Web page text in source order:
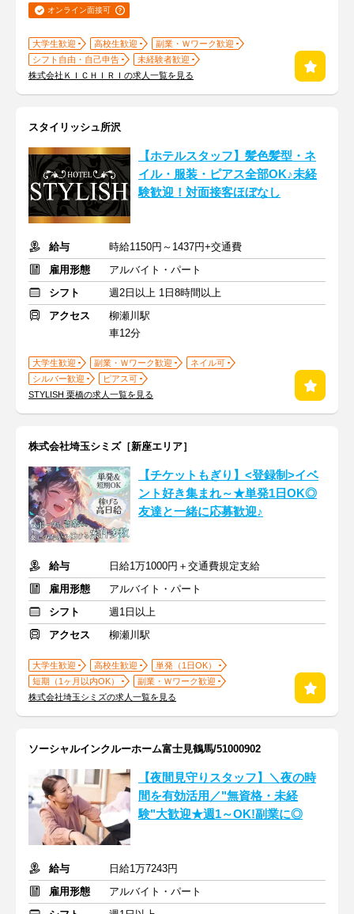
オンライン面接可
大学生歓迎 高校生歓迎
副業・Ｗワーク歓迎
シフト自由・自己申告
未経験者歓迎
株式会社ＫＩＣＨＩＲＩの求人一覧を見る
スタイリッシュ所沢
【ホテルスタッフ】髪色髪型・ネ
イル・服装・ピアス全部OK♪未経
験歓迎！対面接客ほぼなし
給与
時給1150円～1437円+交通費
雇用形態
アルバイト・パート
シフト
週2日以上 1日8時間以上
アクセス
柳瀬川駅
車12分
大学生歓迎 副業・Ｗワーク歓迎
ネイル可
シルバー歓迎
ピアス可
STYLISH 栗橋の求人一覧を見る
株式会社埼玉シミズ［新座エリア］
【チケットもぎり】<登録制>イベ
ント好き集まれ～★単発1日OK◎
友達と一緒に応募歓迎♪
給与
日給1万1000円＋交通費規定支給
雇用形態
アルバイト・パート
シフト
週1日以上
アクセス
柳瀬川駅
大学生歓迎 高校生歓迎
単発（1日OK）
短期（1ヶ月以内OK）
副業・Ｗワーク歓迎
株式会社埼玉シミズの求人一覧を見る
ソーシャルインクルーホーム富士見鶴馬/51000902
【夜間見守りスタッフ】＼夜の時
間を有効活用／"無資格・未経
験"大歓迎★週1～OK!副業に◎
給与
日給1万7243円
雇用形態
アルバイト・パート